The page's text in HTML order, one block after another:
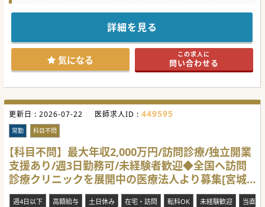
■訪問診療先で入院が必要と判断した場合は、近隣の連携病
援体制も明確に構築されています。
■将来的には訪問診療の拡大に伴い、休床中の病床を埋めて
いくプロセスにおいて、病棟管理や内科的視点からのアドバ
イスを行っていただきます。
■精神科スタッフと密に連携を取りながら、身体合併症を持
つ患者様が安心して療養できる体制を現場で牽引していく、
やりがいのある業務範囲です。
ております。
呼吸器科・リウマチ科・老人内科などの専門医を取得してい
在籍しているため、気軽に相談しあえる環境となっておりま
す。
#秋入職可
詳細を見る
気になる この求人に
問い合わせる
更新日 : 2026-07-22 医師求人ID : 449595
常勤 科目不問
【科目不問】最大年収2,000万円/訪問診療/独立開業
支援あり/週3日勤務可/未経験者歓迎◆全国へ訪問
診療クリニックを展開中の医療法人より募集[宮城
県大崎市]
週4日以下 高額給与 土日休み 在宅・訪問 転科OK 未経験歓迎 当直な